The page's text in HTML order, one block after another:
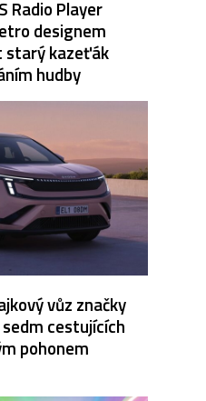
Radio Player
designem
starý kazeťák
hudby
vůz značky
cestujících
pohonem